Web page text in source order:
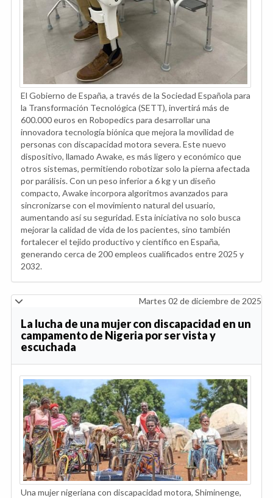
El Gobierno de España, a través de la Sociedad Española para
la Transformación Tecnológica (SETT), invertirá más de
600.000 euros en Robopedics para desarrollar una
innovadora tecnología biónica que mejora la movilidad de
personas con discapacidad motora severa. Este nuevo
dispositivo, llamado Awake, es más ligero y económico que
otros sistemas, permitiendo robotizar solo la pierna afectada
por parálisis. Con un peso inferior a 6 kg y un diseño
compacto, Awake incorpora algoritmos avanzados para
sincronizarse con el movimiento natural del usuario,
aumentando así su seguridad. Esta iniciativa no solo busca
mejorar la calidad de vida de los pacientes, sino también
fortalecer el tejido productivo y científico en España,
generando cerca de 200 empleos cualificados entre 2025 y
2032.
Martes 02 de diciembre de 2025
La lucha de una mujer con discapacidad en un
campamento de Nigeria por ser vista y
escuchada
Una mujer nigeriana con discapacidad motora, Shiminenge,